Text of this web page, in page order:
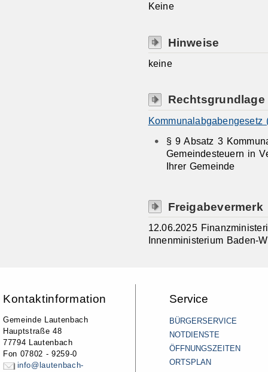
Keine
Hinweise
keine
Rechtsgrundlage
Kommunalabgabengesetz
§ 9 Absatz 3
Gemeindesteuern in
Ihrer Gemeinde
Freigabevermerk
12.06.2025
Innenministerium Baden-
Kontaktinformation
Gemeinde Lautenbach
Hauptstraße 48
77794 Lautenbach
Fon 07802 - 9259-0
info@lautenbach-
Service
BÜRGERSERVICE
NOTDIENSTE
ÖFFNUNGSZEITEN
ORTSPLAN